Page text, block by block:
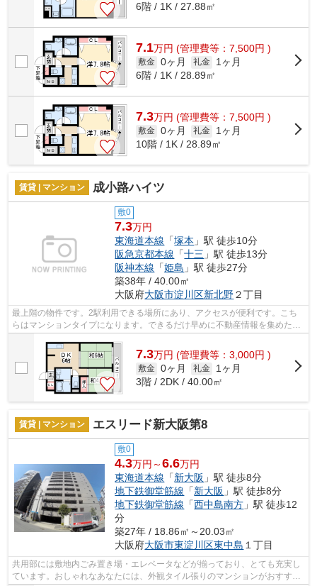
6階 / 1K / 27.88㎡
7.1万円 (管理費等：7,500円 )
敷金 0ヶ月 礼金
1ヶ月
6階 / 1K / 28.89㎡
7.3万円 (管理費等：7,500円 )
敷金 0ヶ月 礼金
1ヶ月
10階 / 1K / 28.89㎡
賃貸 | マンション 成小路ハイツ
敷0
7.3万円
東海道本線 「塚本 」駅 徒歩10分
阪急京都本線 「十三 」駅 徒歩13分
阪神本線 「姫島 」駅 徒歩27分
築38年 / 40.00㎡
大阪府大阪市淀川区新北野２丁目
最上階の物件です。2駅利用できる場所にあり、アクセスが便利です。こち
らはマンションタイプになります。できるだけ早めに不動産情報を集めたい
7.3万円 (管理費等：3,000円 )
敷金 0ヶ月 礼金
1ヶ月
3階 / 2DK / 40.00㎡
賃貸 | マンション エスリード新大阪第8
敷0
4.3万円～6.6万円
東海道本線 「新大阪 」駅 徒歩8分
地下鉄御堂筋線 「新大阪 」駅 徒歩8分
地下鉄御堂筋線 「西中島南方 」駅 徒歩12
分
築27年 / 18.86㎡～20.03㎡
大阪府大阪市東淀川区東中島 １丁目
共用部には敷地内ごみ置き場・エレベータなどが揃っており、とても充実し
ています。おしゃれなあなたには、外観タイル張りのマンションがおすすめ